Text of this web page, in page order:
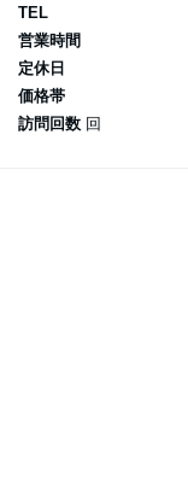
TEL
営業時間
定休日
価格帯
訪問回数 回